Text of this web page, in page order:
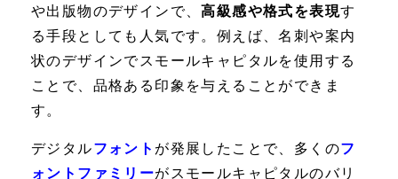
や出版物のデザインで、高級感や格式を表現す
る手段としても人気です。例えば、名刺や案内
状のデザインでスモールキャピタルを使用する
ことで、品格ある印象を与えることができま
す。
デジタルフォント が発展したことで、多くのフ
ォントファミリーがスモールキャピタルのバリ